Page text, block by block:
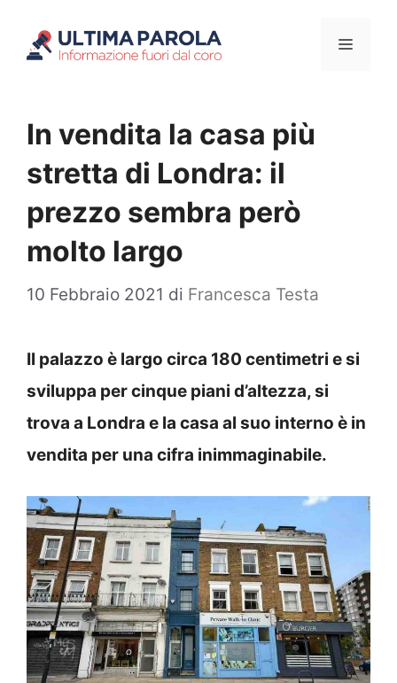
Menu
In vendita la casa più
stretta di Londra: il
prezzo sembra però
molto largo
10 Febbraio 2021 di Francesca Testa
Il palazzo è largo circa 180 centimetri e si
sviluppa per cinque piani d’altezza, si
trova a Londra e la casa al suo interno è in
vendita per una cifra inimmaginabile.